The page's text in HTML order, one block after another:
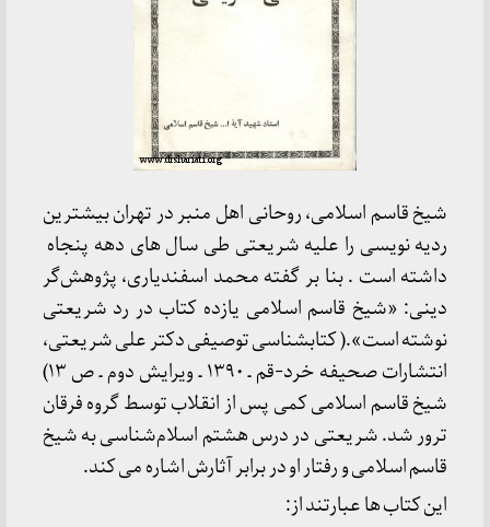
شیخ قاسم اسلامی، روحانی اهل منبر در تهران بیشترین
ردیه نویسی را علیه شریعتی طی سال های دهه پنجاه
داشته است . بنا بر گفته محمد اسفندیاری، پژوهش‌گر
دینی: «شیخ قاسم اسلامی یازده کتاب در رد شریعتی
نوشته است».( کتابشناسی توصیفی دکتر علی شریعتی،
انتشارات صحیفه خرد-قم ـ ۱۳۹۰ ـ ویرایش دوم ـ ص ۱۳)
شیخ قاسم اسلامی کمی پس از انقلاب توسط گروه فرقان
ترور شد. شریعتی در درس هشتم اسلام‌شناسی به شیخ
قاسم اسلامی و رفتار او در برابر آثارش اشاره می کند.
این کتاب ها عبارتند از: